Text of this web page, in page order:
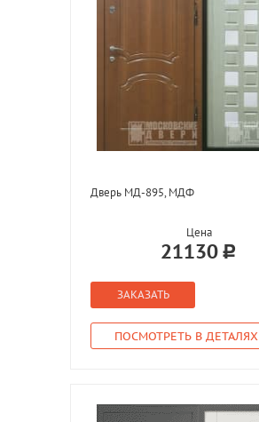
Дверь МД-895, МДФ
Цена
21130
ЗАКАЗАТЬ
ПОСМОТРЕТЬ В ДЕТАЛЯХ